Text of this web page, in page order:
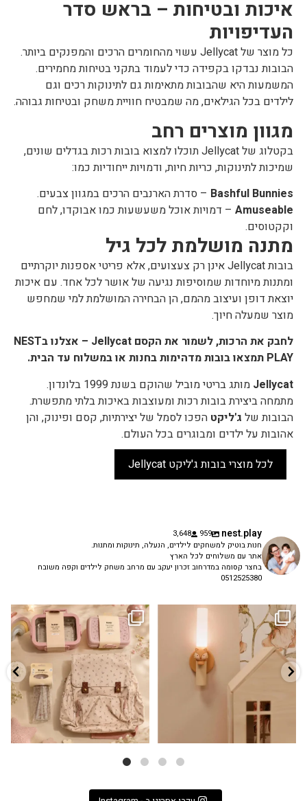
איכות ובטיחות – בראש סדר
העדיפויות
כל מוצר של Jellycat עשוי מהחומרים הרכים והמפנקים ביותר.
הבובות נבדקו בקפידה כדי לעמוד בתקני בטיחות מחמירים.
המשמעות היא שהבובות מתאימות גם לתינוקות רכים וגם
לילדים בכל הגילאים, מה שמבטיח חוויית משחק ובטיחות גבוהה.
מגוון מוצרים רחב
בקטלוג של Jellycat תוכלו למצוא בובות רכות בגדלים שונים,
שמיכות לתינוקות, כריות חיות, ודמויות ייחודיות כמו:
Bashful Bunnies – סדרת הארנבים הרכים במגוון צבעים.
Amuseable – דמויות אוכל משעשעות כמו אבוקדו, לחם
וקקטוסים.
מתנה מושלמת לכל גיל
בובות Jellycat אינן רק צעצועים, אלא פריטי אספנות יוקרתיים
ומתנות מיוחדות שמוסיפות נגיעה של אושר לכל אחד. עם איכות
יוצאת דופן ועיצוב מהמם, הן הבחירה המושלמת למי שמחפש
מוצר שמעלה חיוך.
לחבק את הרכות, לשמור את הקסם Jellycat – אצלנו בNEST
PLAY תמצאו בובות מדהימות בחנות או במשלוח עד הבית.
Jellycat
מותג בריטי מוביל שהוקם בשנת 1999 בלונדון.
מתמחה ביצירת בובות רכות ומעוצבות באיכות בלתי מתפשרת.
הבובות של ג'ליקט הפכו לסמל של יצירתיות, קסם ופינוק, והן
אהובות על ילדים ומבוגרים בכל העולם.
לכל מוצרי בובות ג'ליקט Jellycat
nest.play
959
3,648
חנות בוטיק למשחקים לילדים, הנעלה, תינוקות ומתנות.
אתר עם משלוחים לכל הארץ
בחצר קסומה במדרחוב זכרון יעקב עם מרחב משחק לילדים וקפה משובח
0512525380
✨ חוזרים למסגרת בסטייל! ✨
הקולקציה החדשה...
9 4
גם פריט עיצובי לחדר, גם מנורת לילה
...
3 0